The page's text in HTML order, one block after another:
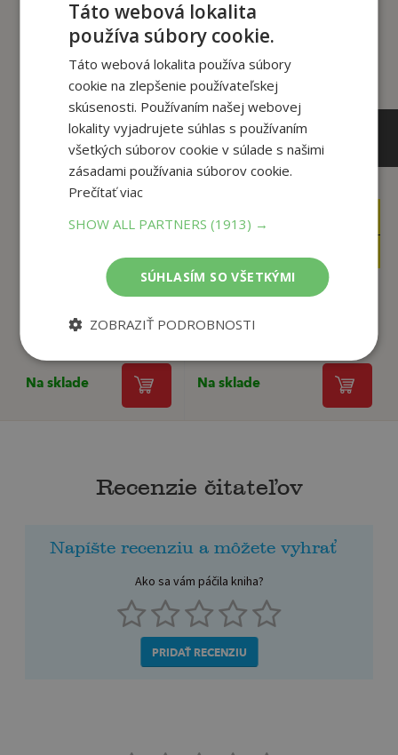
tento titul si tiež kúpili
24 ,90€
Ukrajinské leporelo
Na sklade
#selestakovepeknefotky
Na sklade
Recenzie čitateľov
Napíšte recenziu a môžete vyhrať
Ako sa vám páčila kniha?
PRIDAŤ RECENZIU
Táto webová lokalita
používa súbory cookie.
Táto webová lokalita používa súbory
cookie na zlepšenie používateľskej
skúsenosti. Používaním našej webovej
lokality vyjadrujete súhlas s používaním
všetkých súborov cookie v súlade s našimi
zásadami používania súborov cookie.
Prečítať viac
SHOW ALL PARTNERS(1913) →
SÚHLASÍM SO VŠETKÝMI
ZOBRAZIŤ PODROBNOSTI